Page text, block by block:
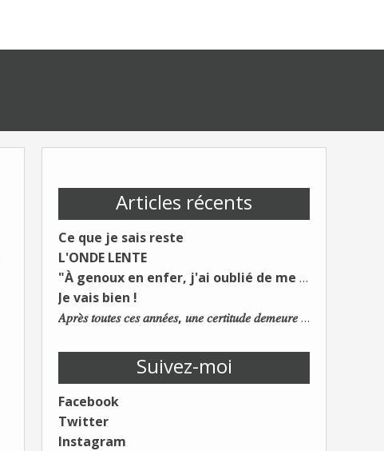
Articles récents
Ce que je sais reste
L'ONDE LENTE
"À genoux en enfer, j'ai oublié de me taire"
Je vais bien !
𝐴𝑝𝑟𝑒̀𝑠 𝑡𝑜𝑢𝑡𝑒𝑠 𝑐𝑒𝑠 𝑎𝑛𝑛𝑒́𝑒𝑠, 𝑢𝑛𝑒 𝑐𝑒𝑟𝑡𝑖𝑡𝑢𝑑𝑒 𝑑𝑒𝑚𝑒𝑢𝑟𝑒 : 𝐿𝑒 𝑚𝑜𝑛𝑑𝑒 𝑑𝑢 𝑡𝑟𝑎𝑣𝑎𝑖𝑙 𝑐ℎ𝑎𝑛𝑔𝑒. 𝐿𝑒𝑠 𝑐𝑜𝑛𝑠 𝑠'𝑎𝑑𝑎𝑝𝑡𝑒𝑛𝑡 :)
Suivez-moi
Facebook
Twitter
Instagram